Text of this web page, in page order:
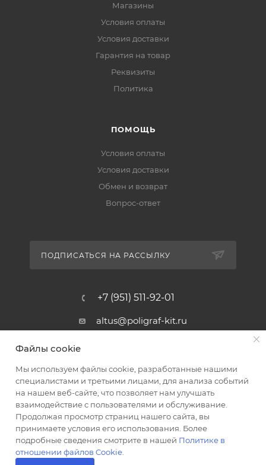
Магазины
Условия оплаты
Условия доставки
Гарантия на товар
Реквизиты
Политика
ПОМОЩЬ
Условия оплаты
Условия доставки
Обмен и возврат
Вопрос-ответ
ПОДПИСАТЬСЯ НА РАССЫЛКУ
+7 (951) 511-92-01
altus@poligraf-kit.ru
Магазин-склад ТЦ "Альтус"
пос. Янтарный, Малое Зеленое
Кольцо, 3, ТЦ "Альтус" 1 этаж
Показать на карте
Файлы cookie
Мы используем файлы cookie, разработанные нашими
специалистами и третьими лицами, для анализа событий
на нашем веб-сайте, что позволяет нам улучшать
взаимодействие с пользователями и обслуживание.
Продолжая просмотр страниц нашего сайта, вы
принимаете условия его использования. Более
подробные сведения смотрите в нашей Политике в
отношении файлов Cookie